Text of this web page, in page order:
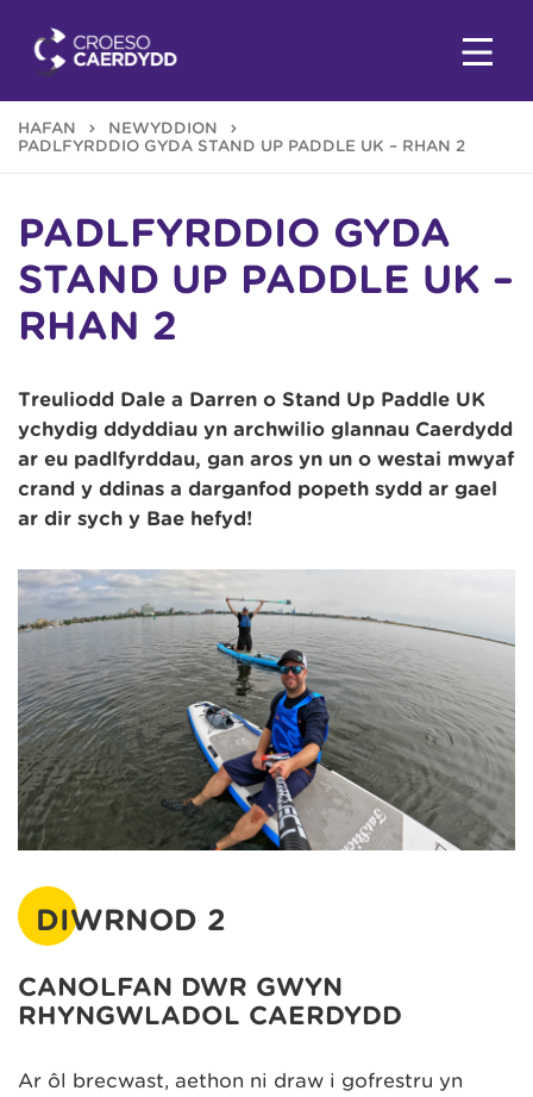
HAFAN
NEWYDDION
PADLFYRDDIO GYDA STAND UP PADDLE UK – RHAN 2
PADLFYRDDIO GYDA
STAND UP PADDLE UK –
RHAN 2
Treuliodd Dale a Darren o Stand Up Paddle UK
ychydig ddyddiau yn archwilio glannau Caerdydd
ar eu padlfyrddau, gan aros yn un o westai mwyaf
crand y ddinas a darganfod popeth sydd ar gael
ar dir sych y Bae hefyd!
DIWRNOD 2
CANOLFAN DŴR GWYN
RHYNGWLADOL CAERDYDD
Ar ôl brecwast, aethon ni draw i gofrestru yn